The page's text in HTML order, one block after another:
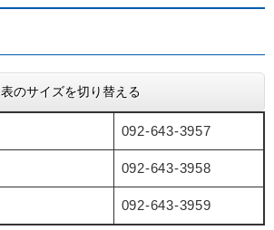
表のサイズを切り替える
092-643-3957
092-643-3958
092-643-3959